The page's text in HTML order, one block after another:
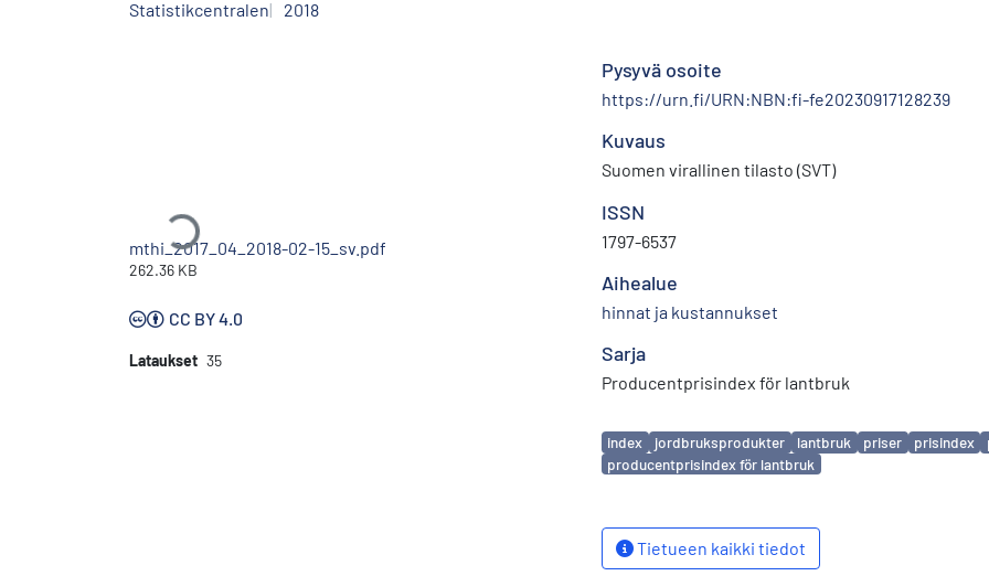
Statistikcentralen 2018
Ladataan...
mthi_2017_04_2018-02-15_sv.pdf
262.36 KB
CC BY 4.0
Lataukset 35
Pysyvä osoite
https://urn.fi/URN:NBN:fi-fe20230917128239
Kuvaus
Suomen virallinen tilasto (SVT)
ISSN
1797-6537
Aihealue
hinnat ja kustannukset
Sarja
Producentprisindex för lantbruk
Avainsanat
index jordbruksprodukter lantbruk priser prisindex
producentprisindex för lantbruk
Tietueen kaikki tiedot